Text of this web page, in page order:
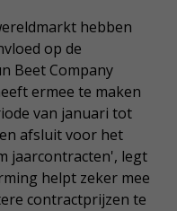
hebben
op de
Beet Company
ermee te maken
van januari tot
afsluit voor het
jaarcontracten', legt
helpt zeker mee
contractprijzen te